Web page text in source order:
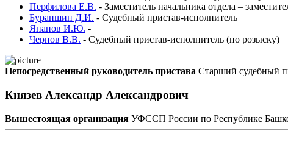
Перфилова Е.В. - Заместитель начальника отдела –
Бураншин Д.И. - Судебный пристав-исполнитель
Япанов И.Ю. -
Чернов В.В. - Судебный пристав-исполнитель (по розыску)
Непосредственный руководитель пристава Старший судебный
Князев Александр Александрович
Вышестоящая организация УФССП России по Республике